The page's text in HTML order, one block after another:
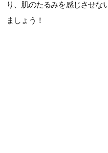
り、肌のたるみを感じさせな
ましょう！